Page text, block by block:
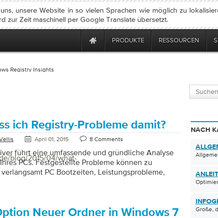
unsere Website in so vielen Sprachen wie möglich zu
zur Zeit maschinell per Google Translate übersetzt.
PRODUKTE RESSOURCEN
Registry Insights
blog/2015/04/what-
ich Registry-Probleme damit?
April 01, 2015 8 Comments
führt eine umfassende und gründliche Analyse
PCs. Festgestellte Probleme können zu
PC Bootzeiten, Leistungsprobleme,
in der Registrierung gespeichert. Auf diese
Neuer Ordner in Windows 7
NACH
Große,